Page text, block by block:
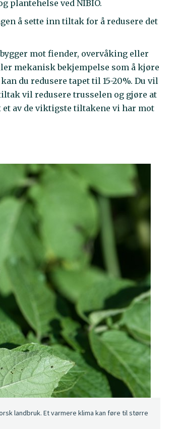
plantehelse ved NIBIO.
å sette inn tiltak for å redusere det
mot fiender, overvåking eller
mekanisk bekjempelse som å kjøre
du redusere tapet til 15-20%. Du vil
vil redusere trusselen og gjøre at
av de viktigste tiltakene vi har mot
landbruk. Et varmere klima kan føre til større